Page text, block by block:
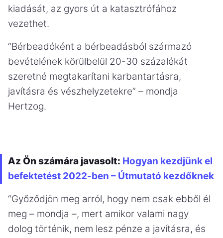
kiadását, az gyors út a katasztrófához
vezethet.
“Bérbeadóként a bérbeadásból származó
bevételének körülbelül 20-30 százalékát
szeretné megtakarítani karbantartásra,
javításra és vészhelyzetekre” – mondja
Hertzog.
Az Ön számára javasolt: Hogyan kezdjünk el
befektetést 2022-ben – Útmutató kezdőknek
“Győződjön meg arról, hogy nem csak ebből él
meg – mondja –, mert amikor valami nagy
dolog történik, nem lesz pénze a javításra, és